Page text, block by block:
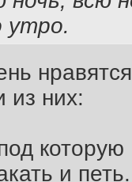
утро.
из них:
которую
и петь.